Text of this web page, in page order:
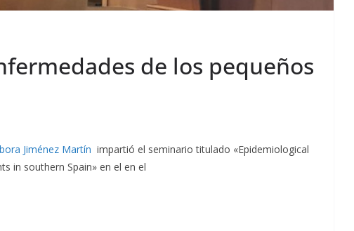
de los pequeños
Jiménez Martín impartió el seminario titulado «Epidemiological
in southern Spain» en el en el